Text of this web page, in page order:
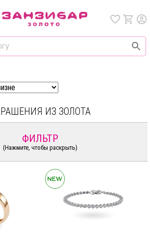
ИЗ ЗОЛОТА
ФИЛЬТР
(Нажмите, чтобы раскрыть)